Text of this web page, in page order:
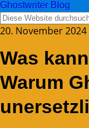
Ghostwriter Blog
20. November
Was
Warum